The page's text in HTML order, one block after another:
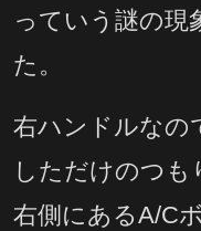
っていう謎の現
た。
右ハンドルなの
しただけのつも
右側にあるA/C